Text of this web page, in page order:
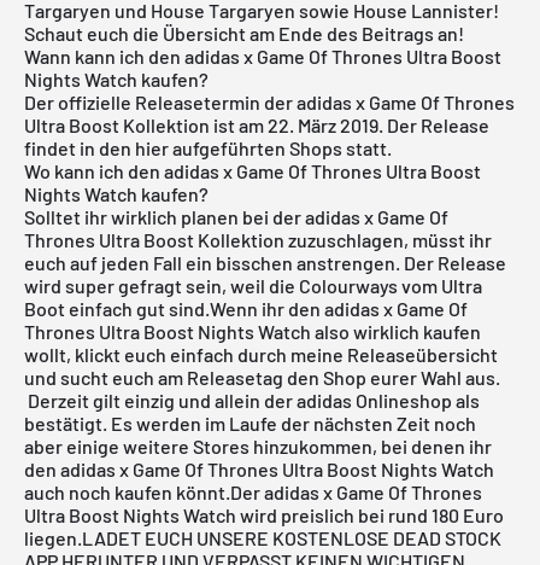
Targaryen und House Targaryen sowie House Lannister!
Schaut euch die Übersicht am Ende des Beitrags an!
Wann kann ich den adidas x Game Of Thrones Ultra Boost
Nights Watch kaufen?
Der offizielle Releasetermin deradidas x Game Of Thrones
Ultra Boost Kollektion ist am 22. März 2019. Der Release
findet in den hier aufgeführten Shops statt.
Wo kann ich den adidas x Game Of Thrones Ultra Boost
Nights Watch kaufen?
Solltet ihr wirklich planen bei der adidas x Game Of
Thrones Ultra Boost Kollektion zuzuschlagen, müsst ihr
euch auf jeden Fall ein bisschen anstrengen. Der Release
wird super gefragt sein, weil die Colourways vom Ultra
Boot einfach gut sind.Wenn ihr den adidas x Game Of
Thrones Ultra Boost Nights Watch also wirklich kaufen
wollt, klickt euch einfach durch meine Releaseübersicht
und sucht euch am Releasetag den Shop eurer Wahl aus.
Derzeit gilt einzig und allein deradidas Onlineshop als
bestätigt. Es werden im Laufe der nächsten Zeit noch
aber einige weitere Stores hinzukommen, bei denen ihr
den adidas x Game Of Thrones Ultra Boost Nights Watch
auch noch kaufen könnt.Der adidas x Game Of Thrones
Ultra Boost Nights Watch wird preislich bei rund 180 Euro
liegen.LADET EUCH UNSERE KOSTENLOSE DEAD STOCK